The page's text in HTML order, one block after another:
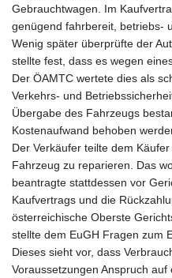
Gebrauchtwagen. Im
genügend fahrbereit, betriebs-
Wenig später überprüfte der
stellte fest, dass es wegen
Der ÖAMTC wertete dies als
Verkehrs- und
Übergabe des Fahrzeugs
Kostenaufwand behoben
Der Verkäufer teilte dem
Fahrzeug zu reparieren. Das
beantragte stattdessen vor
Kaufvertrags und die
österreichische Oberste
stellte dem EuGH Fragen zum
Dieses sieht vor, dass
Voraussetzungen Anspruch auf